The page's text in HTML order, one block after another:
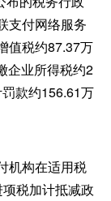
支付网络服务
值税约87.37万
企业所得税约2
款约156.61万
机构在适用税
税加计抵减政